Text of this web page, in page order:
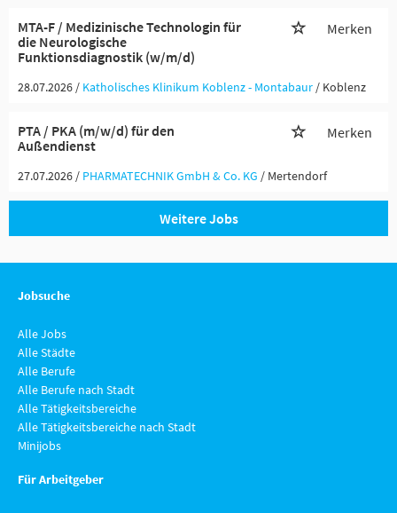
MTA-F / Medizinische Technologin für
die Neurologische
Funktionsdiagnostik (w/m/d)
Merken
28.07.2026 / Katholisches Klinikum Koblenz - Montabaur / Koblenz
PTA / PKA (m/w/d) für den
Außendienst
Merken
27.07.2026 / PHARMATECHNIK GmbH & Co. KG / Mertendorf
Weitere Jobs
Jobsuche
Alle Jobs
Alle Städte
Alle Berufe
Alle Berufe nach Stadt
Alle Tätigkeitsbereiche
Alle Tätigkeitsbereiche nach Stadt
Minijobs
Für Arbeitgeber